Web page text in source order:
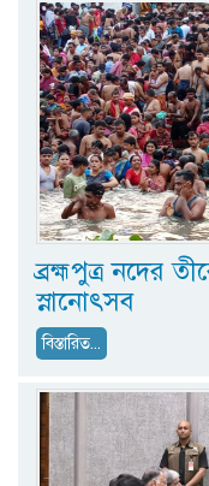
ব্রহ্মপুত্র নদের
স্নানোৎসব
বিস্তারিত...